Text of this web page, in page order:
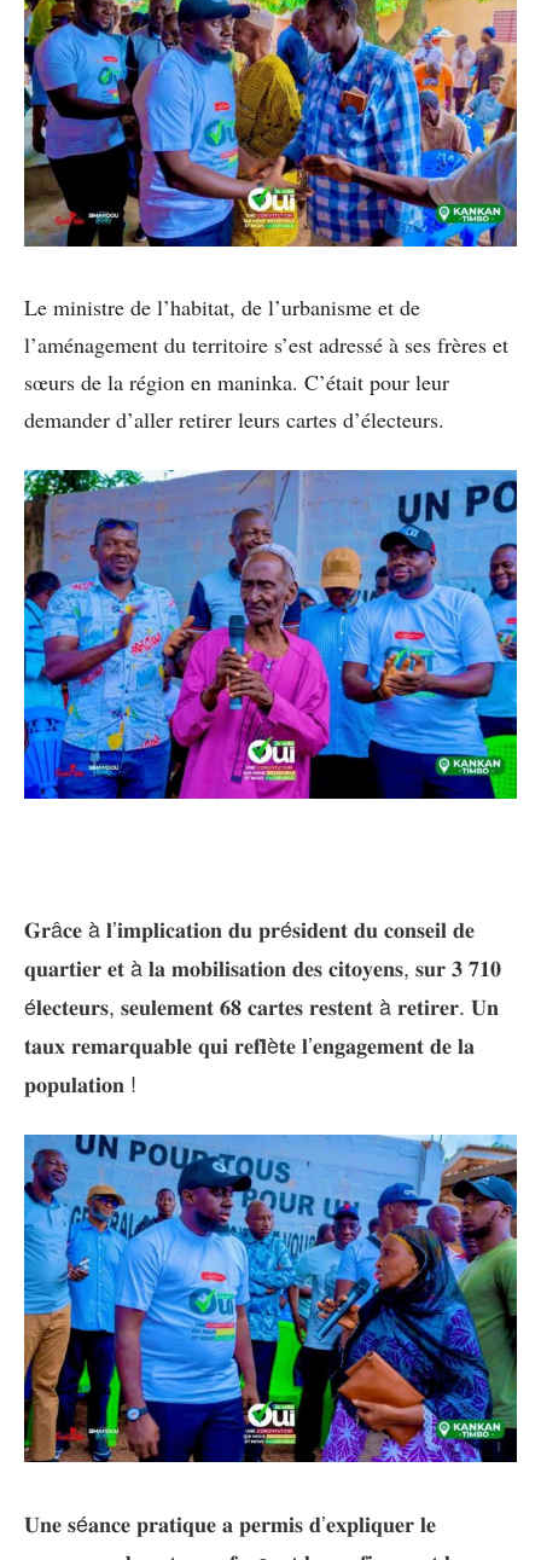
Le ministre de l’habitat, de l’urbanisme et de
l’aménagement du territoire s’est adressé à ses frères et
sœurs de la région en maninka. C’était pour leur
demander d’aller retirer leurs cartes d’électeurs.
𝐆𝐫â𝐜𝐞 à 𝐥’𝐢𝐦𝐩𝐥𝐢𝐜𝐚𝐭𝐢𝐨𝐧 𝐝𝐮 𝐩𝐫é𝐬𝐢𝐝𝐞𝐧𝐭 𝐝𝐮 𝐜𝐨𝐧𝐬𝐞𝐢𝐥 𝐝𝐞
𝐪𝐮𝐚𝐫𝐭𝐢𝐞𝐫 𝐞𝐭 à 𝐥𝐚 𝐦𝐨𝐛𝐢𝐥𝐢𝐬𝐚𝐭𝐢𝐨𝐧 𝐝𝐞𝐬 𝐜𝐢𝐭𝐨𝐲𝐞𝐧𝐬, 𝐬𝐮𝐫 𝟑 𝟕𝟏𝟎
é𝐥𝐞𝐜𝐭𝐞𝐮𝐫𝐬, 𝐬𝐞𝐮𝐥𝐞𝐦𝐞𝐧𝐭 𝟔𝟖 𝐜𝐚𝐫𝐭𝐞𝐬 𝐫𝐞𝐬𝐭𝐞𝐧𝐭 à 𝐫𝐞𝐭𝐢𝐫𝐞𝐫. 𝐔𝐧
𝐭𝐚𝐮𝐱 𝐫𝐞𝐦𝐚𝐫𝐪𝐮𝐚𝐛𝐥𝐞 𝐪𝐮𝐢 𝐫𝐞𝐟𝐥è𝐭𝐞 𝐥’𝐞𝐧𝐠𝐚𝐠𝐞𝐦𝐞𝐧𝐭 𝐝𝐞 𝐥𝐚
𝐩𝐨𝐩𝐮𝐥𝐚𝐭𝐢𝐨𝐧 !
𝐔𝐧𝐞 𝐬é𝐚𝐧𝐜𝐞 𝐩𝐫𝐚𝐭𝐢𝐪𝐮𝐞 𝐚 𝐩𝐞𝐫𝐦𝐢𝐬 𝐝’𝐞𝐱𝐩𝐥𝐢𝐪𝐮𝐞𝐫 𝐥𝐞